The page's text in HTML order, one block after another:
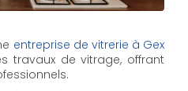
entreprise de vitrerie à Gex
travaux de vitrage, offrant